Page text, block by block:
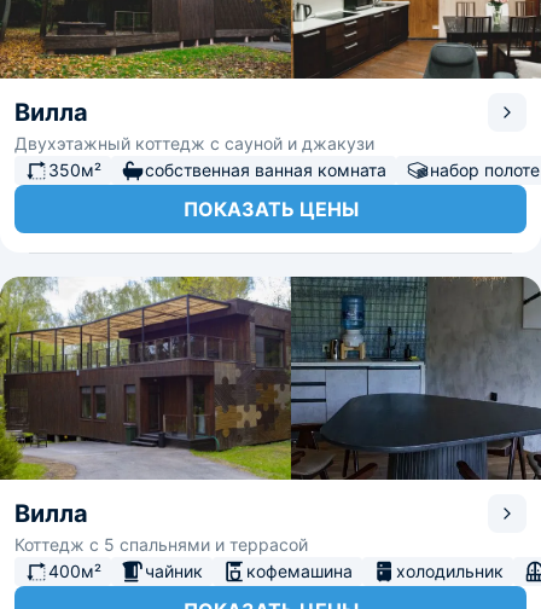
Вилла
Двухэтажный коттедж с сауной и джакузи
350м²
собственная ванная комната набор
ПОКАЗАТЬ ЦЕНЫ
Вилла
Коттедж с 5 спальнями и террасой
400м²
чайник кофемашина холодильник